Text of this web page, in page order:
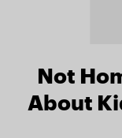
Not
About